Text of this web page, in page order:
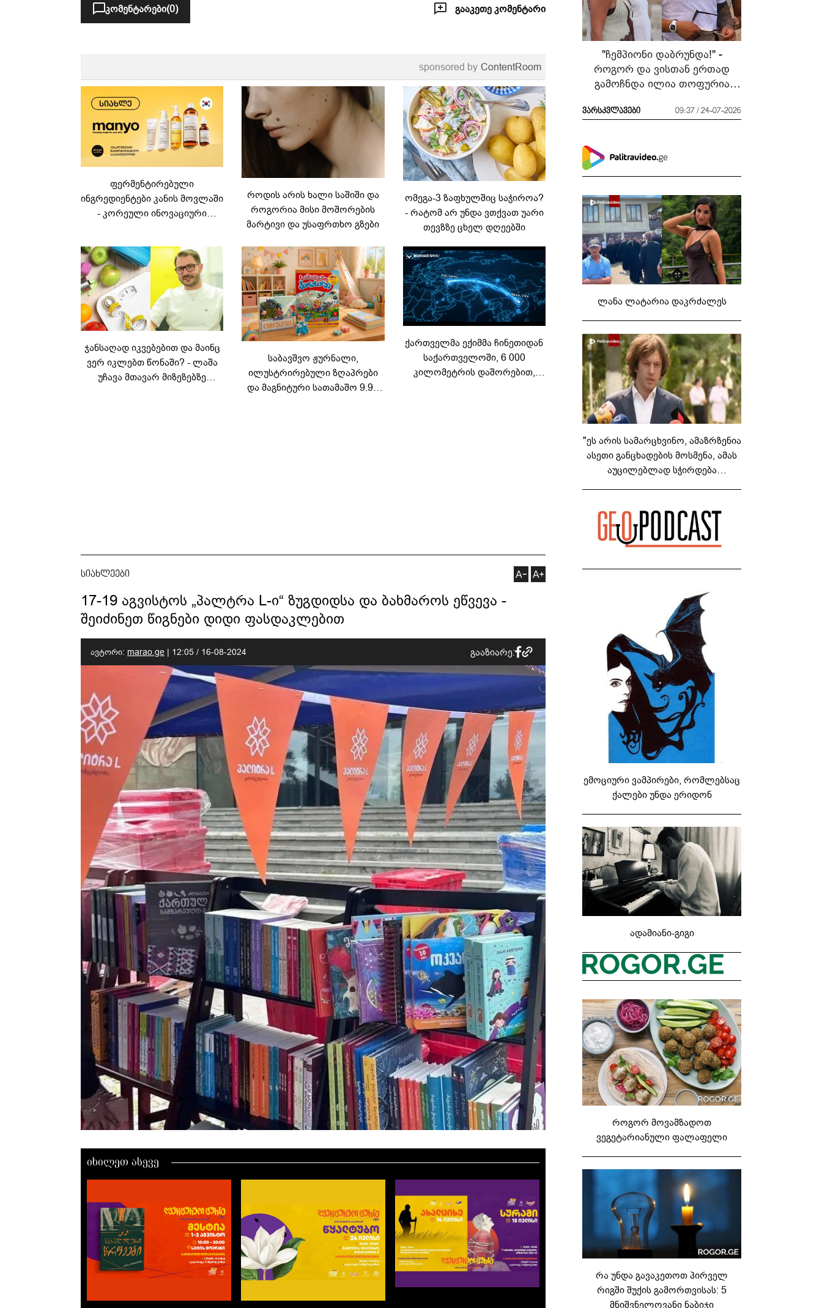
კომენტარები(0) გააკეთე კომენტარი
sponsored by ContentRoom
ფერმენტირებული
ინგრედიენტები კანის მოვლაში
- კორეული ინოვაციური
როდის არის ხალი საშიში და
როგორია მისი მოშორების
მარტივი და უსაფრთხო გზები
ომეგა-3 ზაფხულშიც საჭიროა?
- რატომ არ უნდა ვთქვათ უარი
თევზზე ცხელ დღეებში
ჯანსაღად იკვებებით და მაინც
ვერ იკლებთ წონაში? - ლაშა
უჩავა მთავარ მიზეზებზე
საბავშვო ჟურნალი,
ილუსტრირებული ზღაპრები
და მაგნიტური სათამაშო 9.90
ქართველმა ექიმმა ჩინეთიდან
საქართველოში, 6 000
კილომეტრის დაშორებით,
სიახლეები
17-19 აგვისტოს „პალტრა L-ი“ ზუგდიდსა და ბახმაროს ეწვევა -
შეიძინეთ წიგნები დიდი ფასდაკლებით
ავტორი: marao.ge | 12:05 / 16-08-2024 გააზიარე:
იხილეთ ასევე
"ჩემპიონი დაბრუნდა!" -
როგორ და ვისთან ერთად
გამოჩნდა ილია თოფურია
ვარსკვლავები 09:37 / 24-07-2026
ლანა ლატარია დაკრძალეს
"ეს არის სამარცხვინო, ამაზრზენია
ასეთი განცხადების მოსმენა, ამას
აუცილებლად სჭირდება
ემოციური ვამპირები, რომლებსაც
ქალები უნდა ერიდონ
ადამიანი-გიგი
როგორ მოვამზადოთ
ვეგეტარიანული ფალაფელი
რა უნდა გავაკეთოთ პირველ
რიგში შუქის გამორთვისას: 5
მნიშვნელოვანი ნაბიჯი